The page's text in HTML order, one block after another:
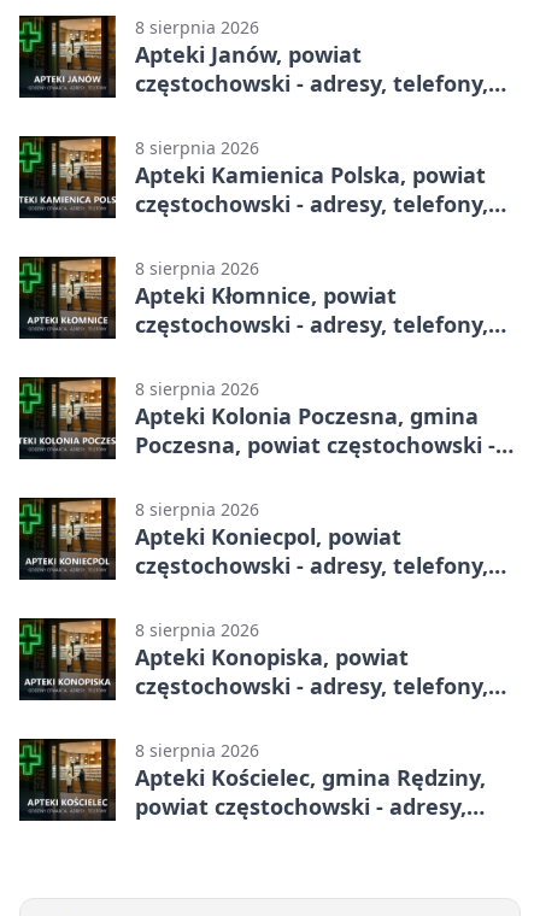
8 sierpnia 2026
Apteki Janów, powiat
częstochowski - adresy, telefony,
8 sierpnia 2026
Apteki Kamienica Polska, powiat
częstochowski - adresy, telefony,
8 sierpnia 2026
Apteki Kłomnice, powiat
częstochowski - adresy, telefony,
8 sierpnia 2026
Apteki Kolonia Poczesna, gmina
Poczesna, powiat częstochowski -
8 sierpnia 2026
Apteki Koniecpol, powiat
częstochowski - adresy, telefony,
8 sierpnia 2026
Apteki Konopiska, powiat
częstochowski - adresy, telefony,
8 sierpnia 2026
Apteki Kościelec, gmina Rędziny,
powiat częstochowski - adresy,